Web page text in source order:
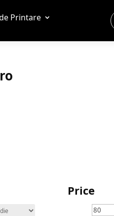
Printare
Price
Preț